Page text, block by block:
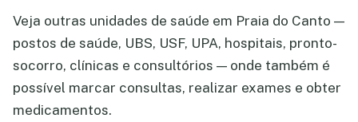
Veja outras unidades de saúde em Praia do Canto —
postos de saúde, UBS, USF, UPA, hospitais, pronto-
socorro, clínicas e consultórios — onde também é
possível marcar consultas, realizar exames e obter
medicamentos.